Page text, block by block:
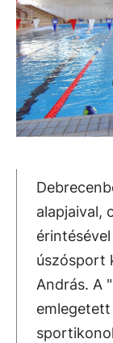
alapjaival,
úszósport
András. A